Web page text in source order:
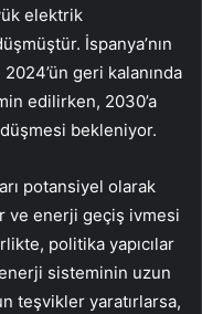
elektrik
İspanya’nın
geri kalanında
edilirken, 2030’a
düşmesi bekleniyor.
potansiyel olarak
ve enerji geçiş ivmesi
politika yapıcılar
sisteminin uzun
teşvikler yaratırlarsa,